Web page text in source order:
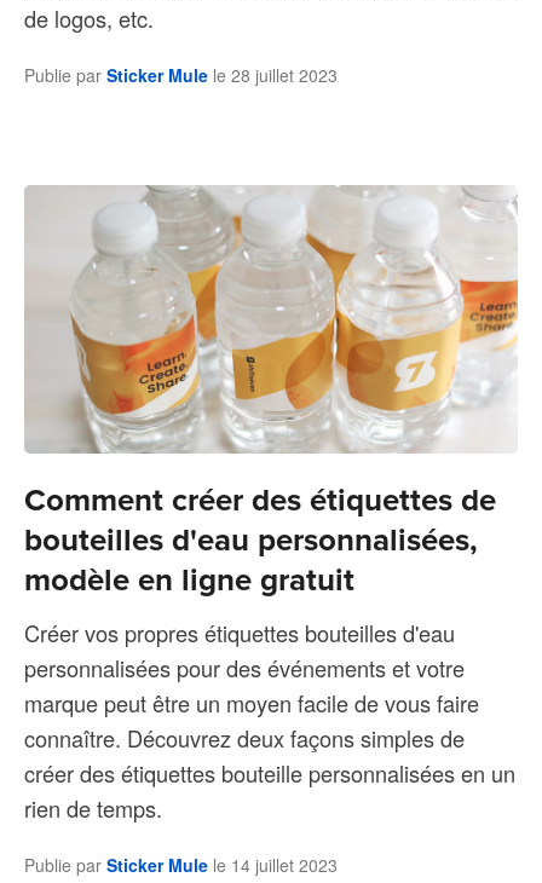
de logos, etc.
Publie par Sticker Mule le 28 juillet 2023
Comment créer des étiquettes de
bouteilles d'eau personnalisées,
modèle en ligne gratuit
Créer vos propres étiquettes bouteilles d'eau
personnalisées pour des événements et votre
marque peut être un moyen facile de vous faire
connaître. Découvrez deux façons simples de
créer des étiquettes bouteille personnalisées en un
rien de temps.
Publie par Sticker Mule le 14 juillet 2023